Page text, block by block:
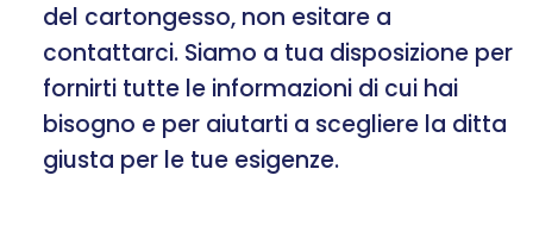
del cartongesso, non esitare a
contattarci. Siamo a tua disposizione per
fornirti tutte le informazioni di cui hai
bisogno e per aiutarti a scegliere la ditta
giusta per le tue esigenze.